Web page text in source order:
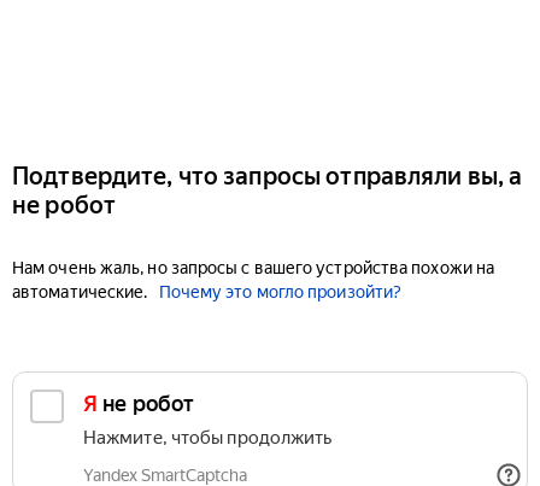
Подтвердите, что запросы отправляли вы, а
не робот
Нам очень жаль, но запросы с вашего устройства похожи на
автоматические.
Почему это могло произойти?
Я не робот
Нажмите, чтобы продолжить
Yandex SmartCaptcha